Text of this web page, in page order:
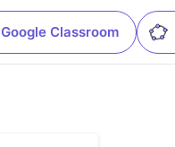
Google Classroom